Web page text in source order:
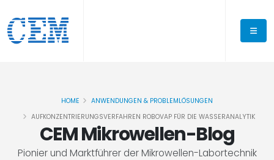
CEM Mikrowellen-Blog
Pionier und Marktführer der Mikrowellen-Labortechnik
HOME
ANWENDUNGEN & PROBLEMLÖSUNGEN
AUFKONZENTRIERUNGSVERFAHREN ROBOVAP FÜR DIE WASSERANALYTIK